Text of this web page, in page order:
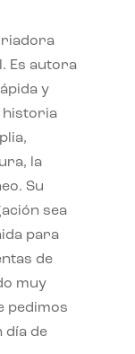
Es autora
y
historia
la
Su
sea
para
de
muy
pedimos
día de